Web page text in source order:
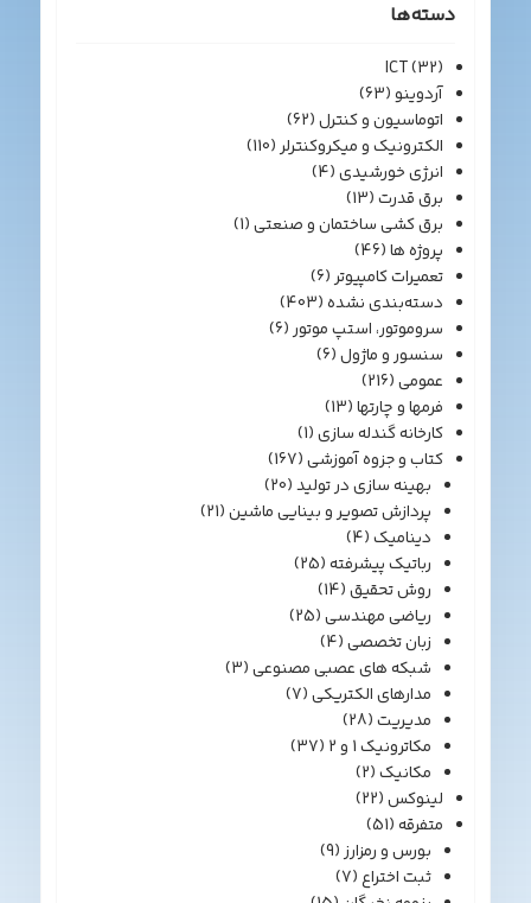
دسته‌ها
ICT(32)
آردوینو(63)
اتوماسیون و کنترل(62)
الکترونیک و میکروکنترلر(110)
انرژی خورشیدی(4)
برق قدرت(13)
برق کشی ساختمان و صنعتی(1)
پروژه ها(46)
تعمیرات کامپیوتر(6)
دسته‌بندی نشده(403)
سروموتور، استپ موتور(6)
سنسور و ماژول(6)
عمومی(216)
فرمها و چارتها(13)
کارخانه گندله سازی(1)
کتاب و جزوه آموزشی(167)
بهینه سازی در تولید(20)
پردازش تصویر و بینایی ماشین(21)
دینامیک(4)
رباتیک پیشرفته(25)
روش تحقیق(14)
ریاضی مهندسی(25)
زبان تخصصی(4)
شبکه های عصبی مصنوعی(3)
مدارهای الکتریکی(7)
مدیریت(28)
مکاترونیک 1 و 2
(37)
مکانیک(2)
لینوکس(22)
متفرقه(51)
بورس و رمزارز(9)
ثبت اختراع(7)